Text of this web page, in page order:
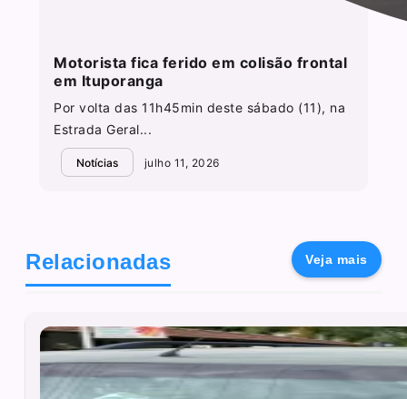
Motorista fica ferido em colisão frontal
em Ituporanga
Por volta das 11h45min deste sábado (11), na
Estrada Geral...
Notícias julho 11, 2026
Relacionadas Veja mais